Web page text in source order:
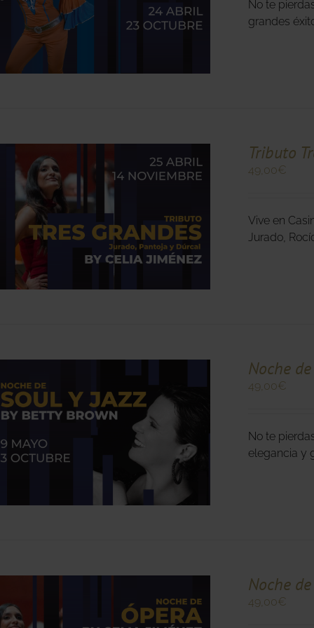
No te
grandes
Tributo
49,00€
Vive en
Jurado,
Noche
49,00€
No te
elegancia y
Noche
49,00€